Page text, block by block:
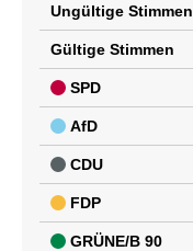
Ungültige Stimmen
Gültige Stimmen
SPD
AfD
CDU
FDP
GRÜNE/B 90